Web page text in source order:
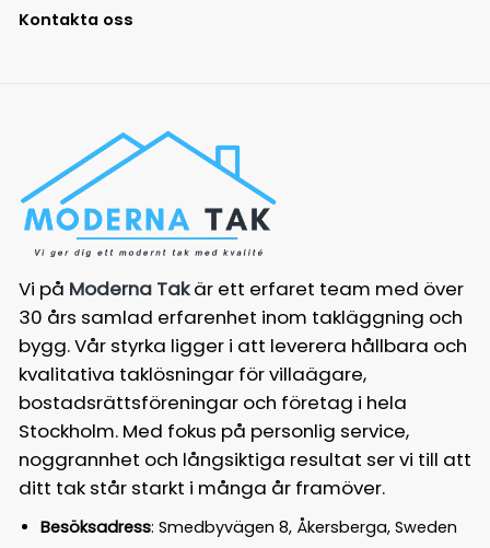
Kontakta oss
Vi på Moderna Takär ett erfaret team med över
30 års samlad erfarenhet inom takläggning och
bygg. Vår styrka ligger i att leverera hållbara och
kvalitativa taklösningar för villaägare,
bostadsrättsföreningar och företag i hela
Stockholm. Med fokus på personlig service,
noggrannhet och långsiktiga resultat ser vi till att
ditt tak står starkt i många år framöver.
Besöksadress: Smedbyvägen 8, Åkersberga, Sweden